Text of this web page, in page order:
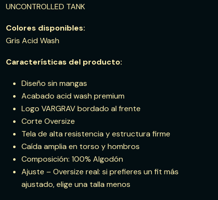
UNCONTROLLED TANK
Colores disponibles:
Gris Acid Wash
Características del producto:
Diseño sin mangas
Acabado acid wash premium
Logo VARGRAV bordado al frente
Corte Oversize
Tela de alta resistencia y estructura firme
Caída amplia en torso y hombros
Composición: 100% Algodón
Ajuste – Oversize real: si prefieres un fit más
ajustado, elige una talla menos